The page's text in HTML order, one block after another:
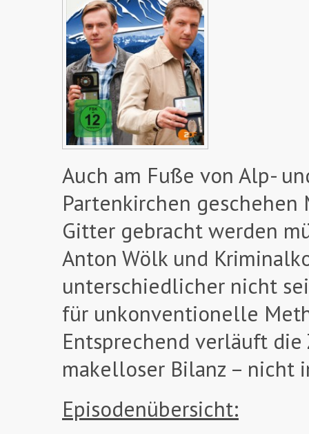
Auch am Fuße von Alp-
Partenkirchen
Gitter gebracht werden
Anton Wölk und
unterschiedlicher nicht
für unkonventionelle
Entsprechend verläuft
makelloser Bilanz – nicht
Episodenübersicht: